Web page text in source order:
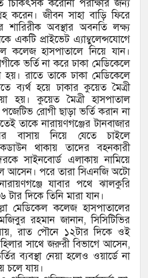
চিকিৎসক করোনা পরীক্ষার জন্য
করেন। জীবন সাহা বাড়ি ফিরে
শারিরীক অবস্থার অবনতি লক্ষ্য
একটি প্রাইভেট এ্যাম্বুলেন্সযোগে
কলেজ হাসপাতালে নিয়ে যান।
ভর্তি না করে ঢাকা মেডিকেলে
হয়। রাতে তাকে ঢাকা মেডিকেলে
ব্যর্থ হয়ে ঢাকার কুয়েত মৈত্রী
হয়। কুয়েত মৈত্রী হাসপাতাল
রোগী ছাড়া ভর্তি করান না
তাকে নারায়ণগঞ্জের টানবাজার
বাসায় নিয়ে যেতে চাইলে
থাকায় তাদের বহনকারী
সাইনবোর্ড এলাকায় নামিয়ে
আসেন। পরে তারা সিএনজি অটো
যাবার পথে ঝালকুরি
দিকে তিনি মারা যান।
মেডিকেল কলেজ হাসপাতালের
রহমান জানান, সিসিটিভির
রাত পৌনে ১২টার দিকে ওই
সাথে জরুরী বিভাগে আসেন,
ব্যবস্থা নেয়া হলেও ওয়ার্ডে না
চলে যায়।